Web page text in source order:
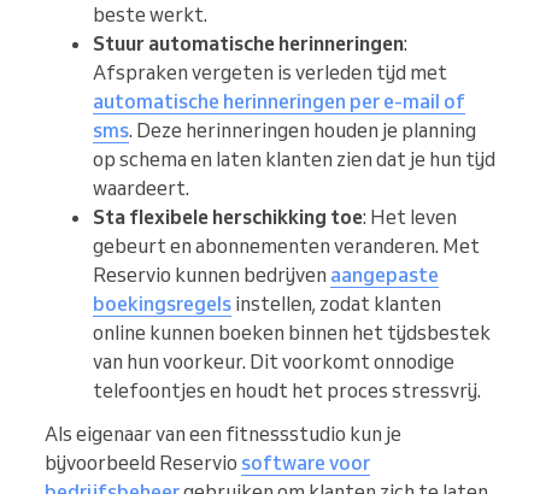
beste werkt.
Stuur automatische herinneringen:
Afspraken vergeten is verleden tijd met
automatische herinneringen per e-mail of
sms. Deze herinneringen houden je planning
op schema en laten klanten zien dat je hun tijd
waardeert.
Sta flexibele herschikking toe: Het leven
gebeurt en abonnementen veranderen. Met
Reservio kunnen bedrijven aangepaste
boekingsregels instellen, zodat klanten
online kunnen boeken binnen het tijdsbestek
van hun voorkeur. Dit voorkomt onnodige
telefoontjes en houdt het proces stressvrij.
Als eigenaar van een fitnessstudio kun je
bijvoorbeeld Reservio software voor